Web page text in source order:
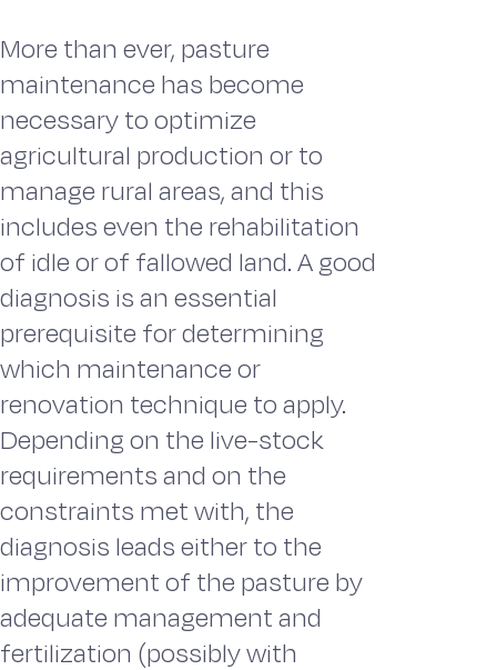
More than ever, pasture
maintenance has become
necessary to optimize
agricultural production or to
manage rural areas, and this
includes even the rehabilitation
of idle or of fallowed land. A good
diagnosis is an essential
prerequisite for determining
which maintenance or
renovation technique to apply.
Depending on the live-stock
requirements and on the
constraints met with, the
diagnosis leads either to the
improvement of the pasture by
adequate management and
fertilization (possibly with